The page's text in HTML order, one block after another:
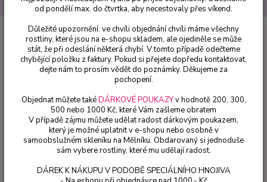
Africké kopřivy, Coleusy
Africká kopřiva- coleus převislá - cena za
kus v 3-kusovém balení
Africká kopřiva- coleus převislá -
cena za kus v 3-kusovém balení
od pondělí max. do čtvrtka, aby necestovaly přes víkend.
Důležité upozornění: ve chvíli objednání chvíli máme všechny
rostliny, které jsou na e-shopu skladem, ale ojediněle se může
stát, že při odeslání některá chybí. V tomto případě odečteme
chybějící položku z faktury. Pokud si přejete dopředu kontaktovat,
dejte nám to prosím vědět do poznámky. Děkujeme za
pochopení.
Objednat můžete takéDÁRKOVÉ POUKAZYv hodnotě 200, 300,
500 nebo 1000 Kč, které Vám zašleme obratem
V případě zájmu můžete udělat radost dárkovým poukazem,
který je možné uplatnit v e-shopu nebo osobně v
samoobslužném skleníku na Mělníku. Obdarovaný si jednoduše
sám vybere rostliny, které mu udělají radost.
DÁREK K NÁKUPU V PODOBĚ SPECIÁLNÍHO HNOJIVA